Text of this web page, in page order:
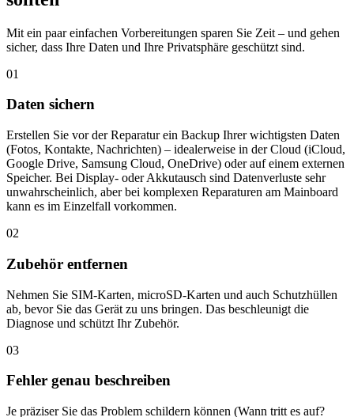
Mit ein paar einfachen Vorbereitungen sparen Sie Zeit – und gehen
sicher, dass Ihre Daten und Ihre Privatsphäre geschützt sind.
01
Daten sichern
Erstellen Sie vor der Reparatur ein Backup Ihrer wichtigsten Daten
(Fotos, Kontakte, Nachrichten) – idealerweise in der Cloud (iCloud,
Google Drive, Samsung Cloud, OneDrive) oder auf einem externen
Speicher. Bei Display- oder Akkutausch sind Datenverluste sehr
unwahrscheinlich, aber bei komplexen Reparaturen am Mainboard
kann es im Einzelfall vorkommen.
02
Zubehör entfernen
Nehmen Sie SIM-Karten, microSD-Karten und auch Schutzhüllen
ab, bevor Sie das Gerät zu uns bringen. Das beschleunigt die
Diagnose und schützt Ihr Zubehör.
03
Fehler genau beschreiben
Je präziser Sie das Problem schildern können (Wann tritt es auf?